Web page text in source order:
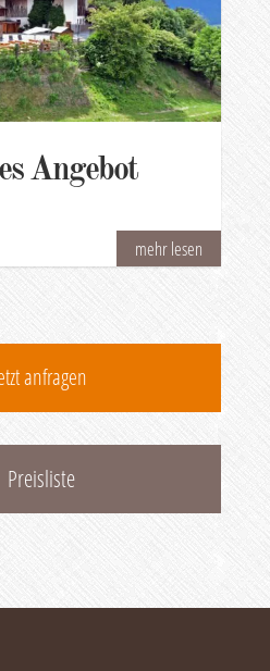
mehr lesen
Angebot
anfragen
Preisliste